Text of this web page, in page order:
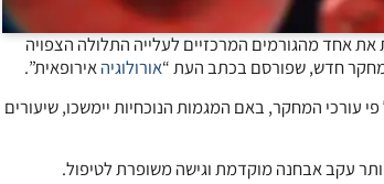
את אחד מהגורמים המרכזיים לעלייה התלולה הצפויה
אורולוגיהאירופאית”.
תועדו ברחבי העולם, ועל פי עורכי המחקר, באם המגמות הנוכחיות יימשכו, שיעורים